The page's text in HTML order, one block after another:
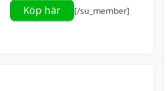
Köp här [/su_member]